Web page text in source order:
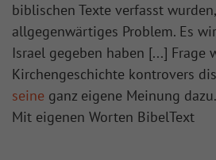
biblischen Texte verfasst
allgegenwärtiges Problem. Es
Israel gegeben haben [...] Frage
Kirchengeschichte kontrovers
seine ganz eigene Meinung
Mit eigenen Worten BibelText